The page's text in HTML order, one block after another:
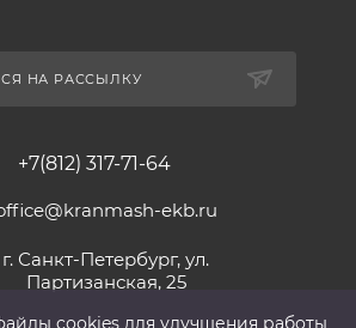
НА РАССЫЛКУ
+7(812) 317-71-64
ekb.ru
г. Санкт-Петербург, ул.
Партизанская, 25
cооkies для улучшения работы